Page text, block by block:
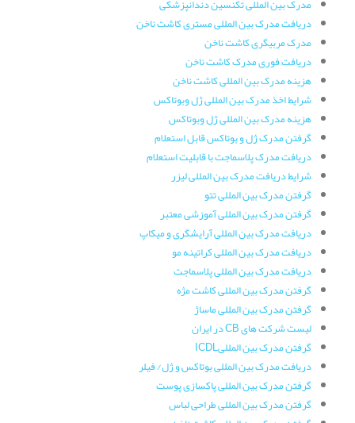
مدرک بین المللی تکنسین دندانپزشکی
دریافت مدرک بین المللی مستری کاشت ناخن
مدرک مربیگری کاشت ناخن
دریافت فوری مدرک کاشت ناخن
هزینه مدرک بین المللی کاشت ناخن
شرایط اخذ مدرک بین المللی ژل وبوتاکس
هزینه مدرک بین المللی ژل وبوتاکس
گرفتن مدرک ژل و بوتاکس قابل استعلام
دریافت مدرک پلاسماجت با قابلیت استعلام
شرایط دریافت مدرک بین المللی لیزر
گرفتن مدرک بین المللی تتو
گرفتن مدرک بین المللی آموزشی معتبر
دریافت مدرک بین المللی آرایشگری و میکاپ
دریافت مدرک بین المللی کراتینه مو
دریافت مدرک بین المللی پلاسماجت
گرفتن مدرک بین المللی کاشت مژه
گرفتن مدرک بین المللی ماساژ
لیست شرکت های CB در ایران
گرفتن مدرک بین المللیICDL
دریافت مدرک بین المللی بوتاکس و ژل/ فیلر
گرفتن مدرک بین المللی پاکسازی پوست
گرفتن مدرک بین المللی طراحی لباس